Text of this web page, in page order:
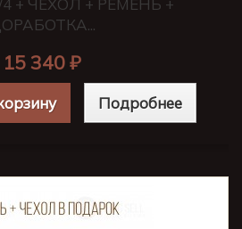
4 + ЧЕХОЛ + РЕМЕНЬ +
15 340 ₽
Подробнее